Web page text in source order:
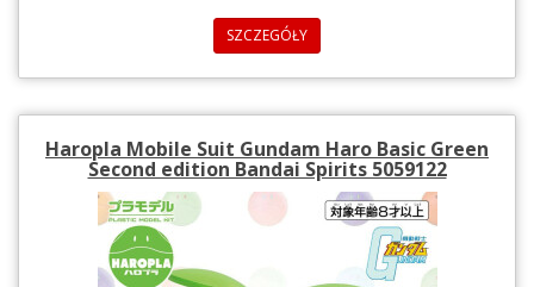
SZCZEGÓŁY
Haropla Mobile Suit Gundam Haro Basic Green
Second edition Bandai Spirits 5059122